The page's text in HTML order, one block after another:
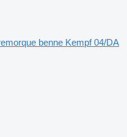
benne Kempf 04/DA